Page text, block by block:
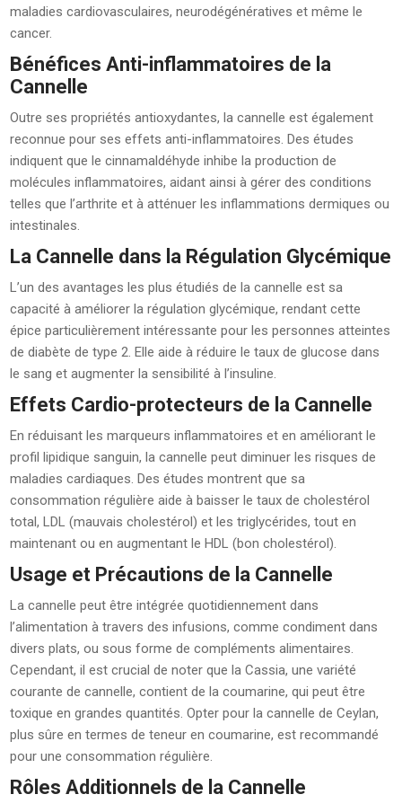
maladies cardiovasculaires, neurodégénératives et même le
cancer.
Bénéfices Anti-inflammatoires de la
Cannelle
Outre ses propriétés antioxydantes, la cannelle est également
reconnue pour ses effets anti-inflammatoires. Des études
indiquent que le cinnamaldéhyde inhibe la production de
molécules inflammatoires, aidant ainsi à gérer des conditions
telles que l’arthrite et à atténuer les inflammations dermiques ou
intestinales.
La Cannelle dans la Régulation Glycémique
L’un des avantages les plus étudiés de la cannelle est sa
capacité à améliorer la régulation glycémique, rendant cette
épice particulièrement intéressante pour les personnes atteintes
de diabète de type 2. Elle aide à réduire le taux de glucose dans
le sang et augmenter la sensibilité à l’insuline.
Effets Cardio-protecteurs de la Cannelle
En réduisant les marqueurs inflammatoires et en améliorant le
profil lipidique sanguin, la cannelle peut diminuer les risques de
maladies cardiaques. Des études montrent que sa
consommation régulière aide à baisser le taux de cholestérol
total, LDL (mauvais cholestérol) et les triglycérides, tout en
maintenant ou en augmentant le HDL (bon cholestérol).
Usage et Précautions de la Cannelle
La cannelle peut être intégrée quotidiennement dans
l’alimentation à travers des infusions, comme condiment dans
divers plats, ou sous forme de compléments alimentaires.
Cependant, il est crucial de noter que la Cassia, une variété
courante de cannelle, contient de la coumarine, qui peut être
toxique en grandes quantités. Opter pour la cannelle de Ceylan,
plus sûre en termes de teneur en coumarine, est recommandé
pour une consommation régulière.
Rôles Additionnels de la Cannelle